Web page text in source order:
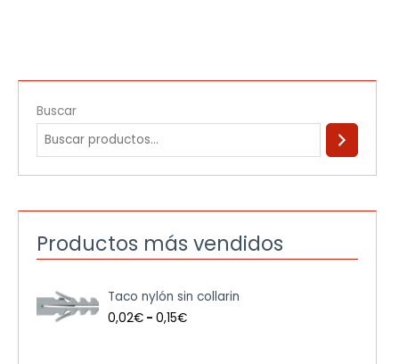
Buscar
Productos más vendidos
Taco nylón sin collarin
0,02€ - 0,15€
a
n